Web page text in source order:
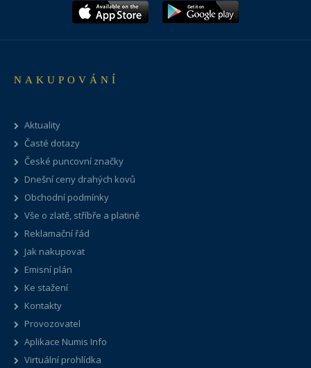
NAKUPOVÁNÍ
Aktuality
Časté dotazy
České puncovní značky
Dnešní ceny drahých kovů
Obchodní podmínky
Vše o zlatě, stříbře a platině
Reklamační řád
Jak nakupovat
Emisní plán
Ke stažení
Kontakty
Provozovatel
Aplikace Numis Info
Virtuální prohlídka